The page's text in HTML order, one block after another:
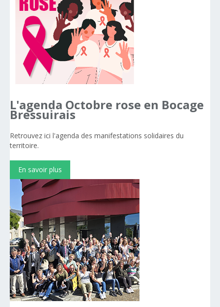
L'agenda Octobre rose en Bocage
Bressuirais
Retrouvez ici l'agenda des manifestations solidaires du
territoire.
En savoir plus